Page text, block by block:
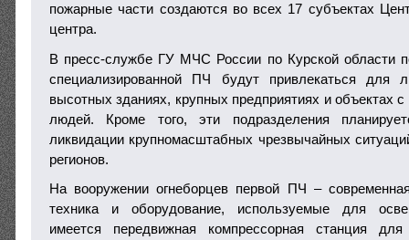
пожарные части создаются во всех 17 субъектах
центра.
В пресс-службе ГУ МЧС России по Курской области
специализированной ПЧ будут привлекаться для
высотных зданиях, крупных предприятиях и объектах
людей. Кроме того, эти подразделения
ликвидации крупномасштабных чрезвычайных
регионов.
На вооружении огнеборцев первой ПЧ –
техника и оборудование, используемые для
имеется передвижная компрессорная станция